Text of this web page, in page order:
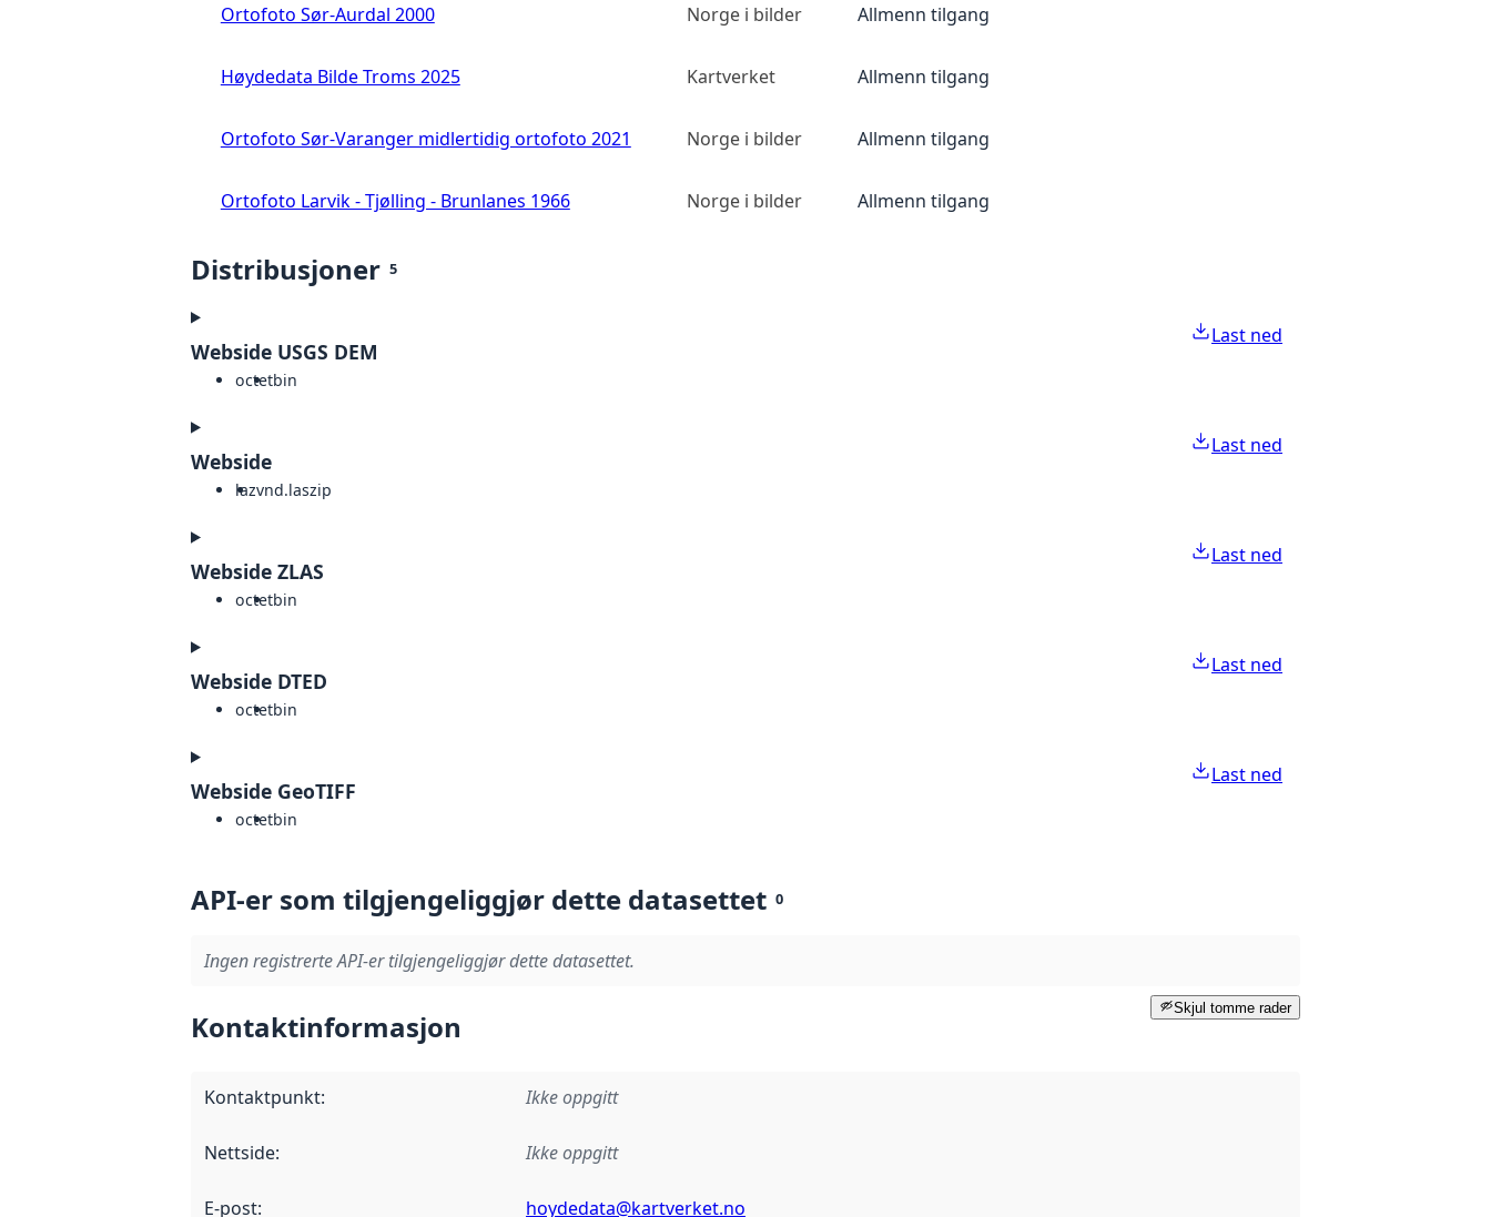
Ortofoto Sør-Aurdal 2000 Norge i bilder Allmenn tilgang
Høydedata Bilde Troms 2025 Kartverket Allmenn tilgang
Ortofoto Sør-Varanger midlertidig ortofoto 2021 Norge i bilder Allmenn tilgang
Ortofoto Larvik - Tjølling - Brunlanes 1966 Norge i bilder Allmenn tilgang
Distribusjoner 5
Webside USGS DEM
octetbin
Last ned
Webside
lazvnd.laszip
Last ned
Webside ZLAS
octetbin
Last ned
Webside DTED
octetbin
Last ned
Webside GeoTIFF
octetbin
Last ned
API-er som tilgjengeliggjør dette datasettet 0
Ingen registrerte API-er tilgjengeliggjør dette datasettet.
Skjul tomme rader
Kontaktinformasjon
Kontaktpunkt: Ikke oppgitt
Nettside: Ikke oppgitt
E-post: hoydedata@kartverket.no